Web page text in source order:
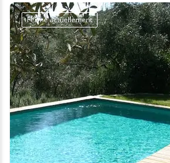
Fermé actuellement